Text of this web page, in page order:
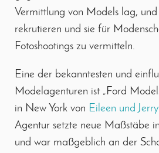
Vermittlung von Models lag,
rekrutieren und sie für
Fotoshootings zu vermitteln.
Eine der bekanntesten und
Modelagenturen ist „Ford
in New York von Eileen und
Agentur setzte neue Maßstäbe
und war maßgeblich an der